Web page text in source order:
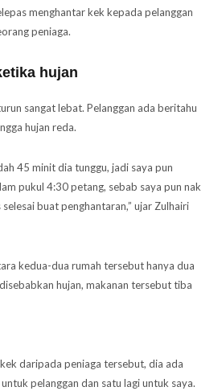
menghantar kek kepada pelanggan
peniaga.
hujan
sangat lebat. Pelanggan ada beritahu
hujan reda.
45 minit dia tunggu, jadi saya pun
pukul 4:30 petang, sebab saya pun nak
buat penghantaran,” ujar Zulhairi
kedua-dua rumah tersebut hanya dua
hujan, makanan tersebut tiba
daripada peniaga tersebut, dia ada
pelanggan dan satu lagi untuk saya.